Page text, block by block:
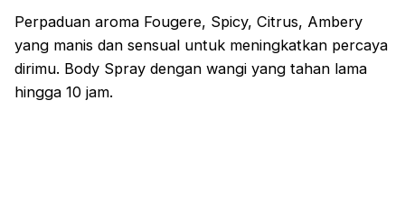
Perpaduan aroma Fougere, Spicy, Citrus, Ambery
yang manis dan sensual untuk meningkatkan percaya
dirimu. Body Spray dengan wangi yang tahan lama
hingga 10 jam.